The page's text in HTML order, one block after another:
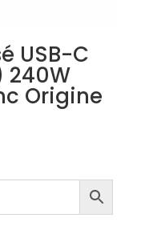
USB-C
240W
Origine